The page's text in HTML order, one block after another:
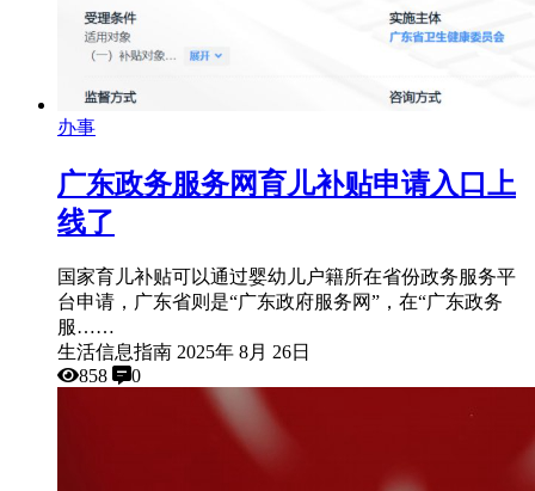
办事
广东政务服务网育儿补贴申请入口上
线了
国家育儿补贴可以通过婴幼儿户籍所在省份政务服务平
台申请，广东省则是“广东政府服务网”，在“广东政务
服……
生活信息指南 2025年 8月 26日
858
0